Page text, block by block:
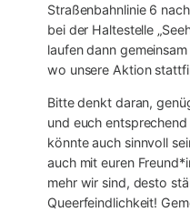
Straßenbahnlinie 6
bei der Haltestelle
laufen dann
wo unsere Aktion
Bitte denkt daran,
und euch
könnte auch sinnvoll
auch mit euren
mehr wir sind, desto
Queerfeindlichkeit!